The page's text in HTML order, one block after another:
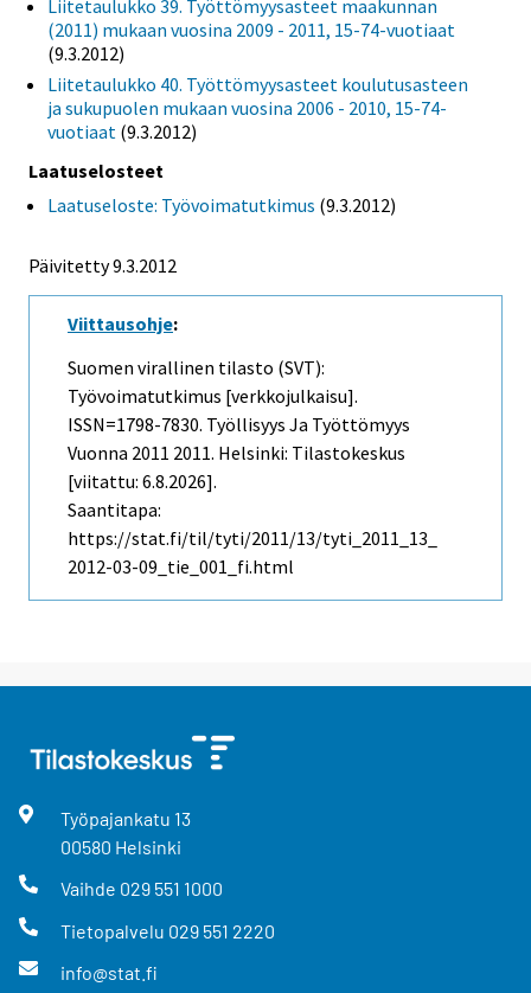
Liitetaulukko 39. Työttömyysasteet maakunnan
(2011) mukaan vuosina 2009 - 2011, 15-74-vuotiaat
(9.3.2012)
Liitetaulukko 40. Työttömyysasteet koulutusasteen
ja sukupuolen mukaan vuosina 2006 - 2010, 15-74-
vuotiaat (9.3.2012)
Laatuselosteet
Laatuseloste: Työvoimatutkimus (9.3.2012)
Päivitetty 9.3.2012
Viittausohje:
Suomen virallinen tilasto (SVT):
Työvoimatutkimus [verkkojulkaisu].
ISSN=1798-7830. Työllisyys Ja Työttömyys
Vuonna 2011 2011. Helsinki: Tilastokeskus
[viitattu: 6.8.2026].
Saantitapa:
https://stat.fi/til/tyti/2011/13/tyti_2011_13_
2012-03-09_tie_001_fi.html
Työpajankatu 13
00580 Helsinki
Vaihde 029 551 1000
Tietopalvelu 029 551 2220
info@stat.fi